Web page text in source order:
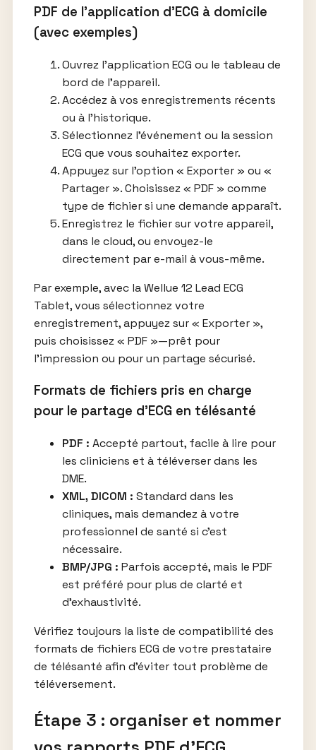
PDF de l’application d’ECG à domicile
(avec exemples)
Ouvrez l’application ECG ou le tableau de
bord de l’appareil.
Accédez à vos enregistrements récents
ou à l’historique.
Sélectionnez l’événement ou la session
ECG que vous souhaitez exporter.
Appuyez sur l’option « Exporter » ou «
Partager ». Choisissez « PDF » comme
type de fichier si une demande apparaît.
Enregistrez le fichier sur votre appareil,
dans le cloud, ou envoyez-le
directement par e-mail à vous-même.
Par exemple, avec la Wellue 12 Lead ECG
Tablet, vous sélectionnez votre
enregistrement, appuyez sur « Exporter »,
puis choisissez « PDF »—prêt pour
l’impression ou pour un partage sécurisé.
Formats de fichiers pris en charge
pour le partage d’ECG en télésanté
PDF : Accepté partout, facile à lire pour
les cliniciens et à téléverser dans les
DME.
XML, DICOM : Standard dans les
cliniques, mais demandez à votre
professionnel de santé si c’est
nécessaire.
BMP/JPG : Parfois accepté, mais le PDF
est préféré pour plus de clarté et
d’exhaustivité.
Vérifiez toujours la liste de compatibilité des
formats de fichiers ECG de votre prestataire
de télésanté afin d’éviter tout problème de
téléversement.
Étape 3 : organiser et nommer